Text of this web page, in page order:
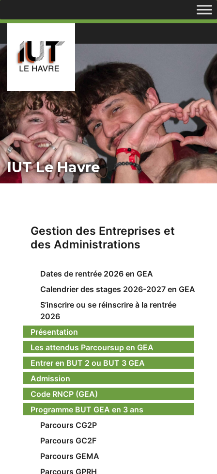
IUT Le Havre
Gestion des Entreprises et
des Administrations
Dates de rentrée 2026 en GEA
Calendrier des stages 2026-2027 en GEA
S’inscrire ou se réinscrire à la rentrée
2026
Présentation
Les attendus Parcoursup en GEA
Entrer en BUT 2 ou BUT 3 GEA
Admission
Code RNCP (GEA)
Programme BUT GEA en 3 ans
Parcours CG2P
Parcours GC2F
Parcours GEMA
Parcours GPRH